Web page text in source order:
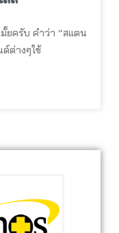
ยครับ คำว่า “สแตน
ต่างๆใช้